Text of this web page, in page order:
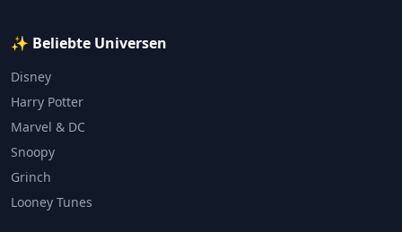
✨ Beliebte Universen
Disney
Harry Potter
Marvel & DC
Snoopy
Grinch
Looney Tunes